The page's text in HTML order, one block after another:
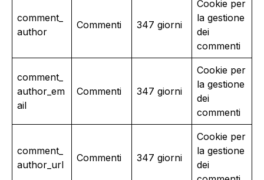
comment_
author
Commenti 347 giorni
Cookie per
la gestione
dei
commenti
comment_
author_em
ail
Commenti 347 giorni
Cookie per
la gestione
dei
commenti
comment_
author_url
Commenti 347 giorni
Cookie per
la gestione
dei